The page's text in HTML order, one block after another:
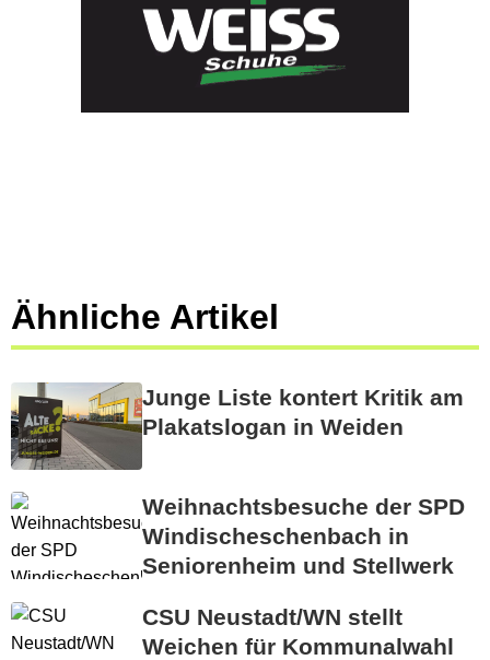
Ähnliche Artikel
Junge Liste kontert Kritik am
Plakatslogan in Weiden
Weihnachtsbesuche der SPD
Windischeschenbach in
Seniorenheim und Stellwerk
CSU Neustadt/WN stellt
Weichen für Kommunalwahl